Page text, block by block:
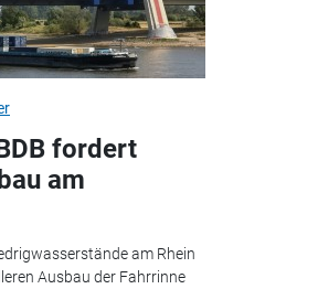
fordert
am
am Rhein
Ausbau der Fahrrinne